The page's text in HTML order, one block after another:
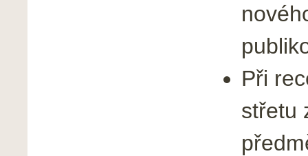
Při
střetu